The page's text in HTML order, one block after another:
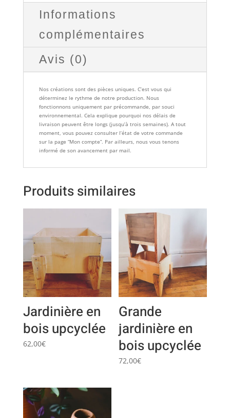
Informations
complémentaires
Avis (0)
Nos créations sont des pièces uniques. C’est vous qui
déterminez le rythme de notre production. Nous
fonctionnons uniquement par précommande, par souci
environnemental. Cela explique pourquoi nos délais de
livraison peuvent être longs (jusqu’à trois semaines). A tout
moment, vous pouvez consulter l’état de votre commande
sur la page “Mon compte”. Par ailleurs, nous vous tenons
informé de son avancement par mail.
Produits similaires
Jardinière en
bois upcyclée
62,00€
Grande
jardinière en
bois upcyclée
72,00€